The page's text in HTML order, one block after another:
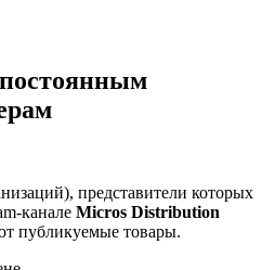
представители которых
канале Micros Distribution
публикуемые товары.